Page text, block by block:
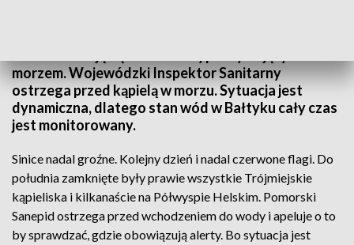
morzem. Wojewódzki Inspektor Sanitarny
ostrzega przed kąpielą w morzu. Sytuacja jest
dynamiczna, dlatego stan wód w Bałtyku cały czas
jest monitorowany.
Sinice nadal groźne. Kolejny dzień i nadal czerwone flagi. Do
południa zamknięte były prawie wszystkie Trójmiejskie
kąpieliska i kilkanaście na Półwyspie Helskim. Pomorski
Sanepid ostrzega przed wchodzeniem do wody i apeluje o to
by sprawdzać, gdzie obowiązują alerty. Bo sytuacja jest